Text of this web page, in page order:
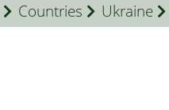
Countries Ukraine